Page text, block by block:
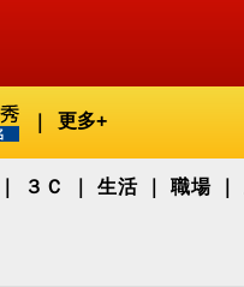
更多+
３Ｃ 生活 職場